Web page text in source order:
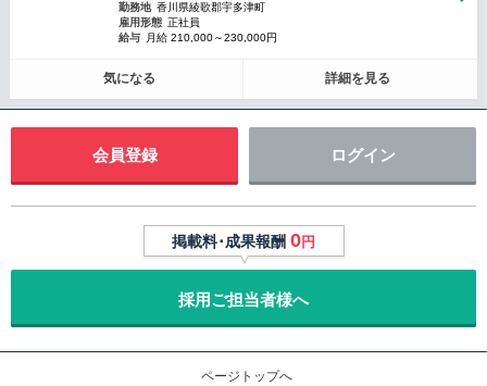
勤務地 香川県綾歌郡宇多津町
雇用形態 正社員
給与
月給 210,000～230,000円
気になる 詳細を見る
会員登録 ログイン
掲載料･成果報酬 0円
採用ご担当者様へ
ページトップへ